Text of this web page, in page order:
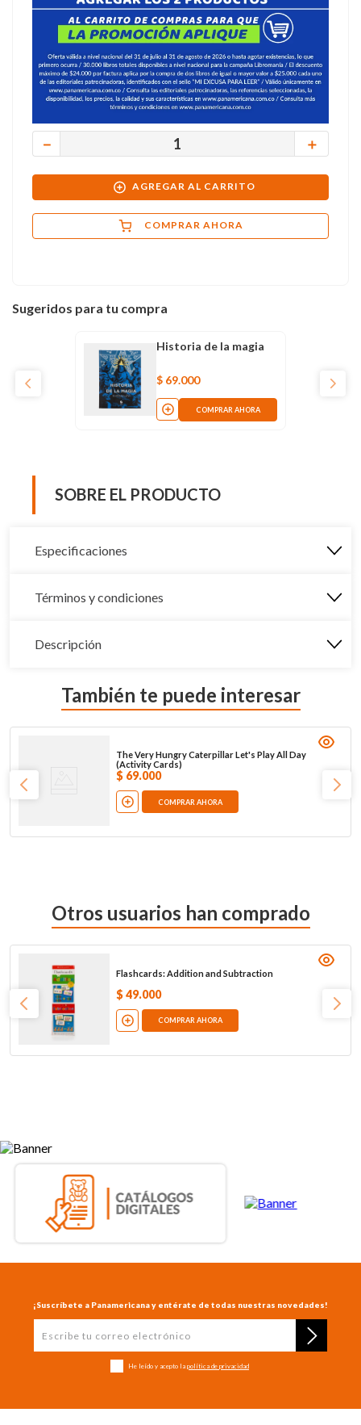
＋
－
AGREGAR AL CARRITO
COMPRAR AHORA
Sugeridos para tu compra
Historia de la magia
$ 69.000
COMPRAR AHORA
SOBRE EL PRODUCTO
Especificaciones
Términos y condiciones
Descripción
También te puede interesar
The Very Hungry Caterpillar Let's Play All Day
(Activity Cards)
$ 69.000
COMPRAR AHORA
Otros usuarios han comprado
Flashcards: Addition and Subtraction
$ 49.000
COMPRAR AHORA
¡Suscríbete a Panamericana y entérate de todas nuestras novedades!
He leído y acepto la política de privacidad